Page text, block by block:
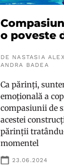
o poveste
DE NASTASIA
ANDRA BADEA
Ca părinți,
emoțională a
compasiunii de
acestei
părinții
momentel
23.06.2024